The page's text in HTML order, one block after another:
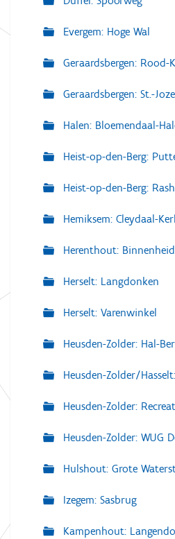
Evergem: Hoge Wal
Geraardsbergen: Rood-
Geraardsbergen: St.-
Halen: Bloemendaal-
Heist-op-den-Berg:
Heist-op-den-Berg:
Hemiksem: Cleydaal-
Herenthout:
Herselt: Langdonken
Herselt: Varenwinkel
Heusden-Zolder: Hal-
Heusden-Zolder/
Heusden-Zolder:
Heusden-Zolder: WUG
Hulshout: Grote
Izegem: Sasbrug
Kampenhout: